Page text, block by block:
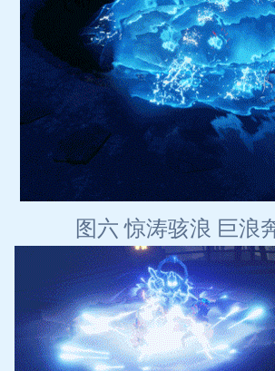
图六 惊涛骇浪 巨浪